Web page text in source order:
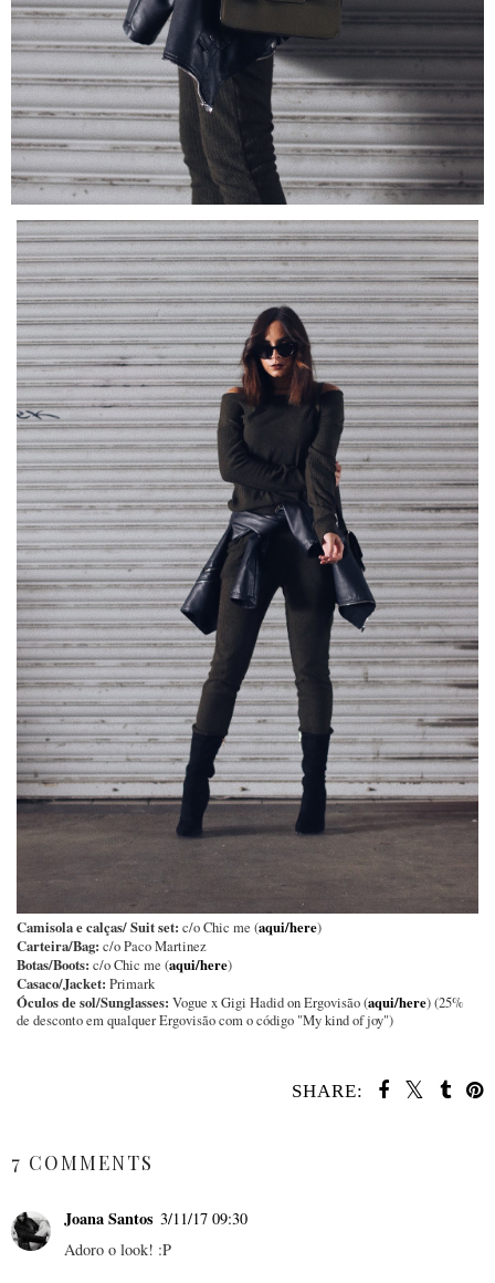
Camisola e calças/ Suit set: c/o Chic me (aqui/here)
Carteira/Bag: c/o Paco Martinez
Botas/Boots: c/o Chic me (aqui/here)
Casaco/Jacket: Primark
Óculos de sol/Sunglasses: Vogue x Gigi Hadid on Ergovisão (aqui/here) (25%
de desconto em qualquer Ergovisão com o código "My kind of joy")
SHARE:
7 COMMENTS
Joana Santos 3/11/17 09:30
Adoro o look! :P